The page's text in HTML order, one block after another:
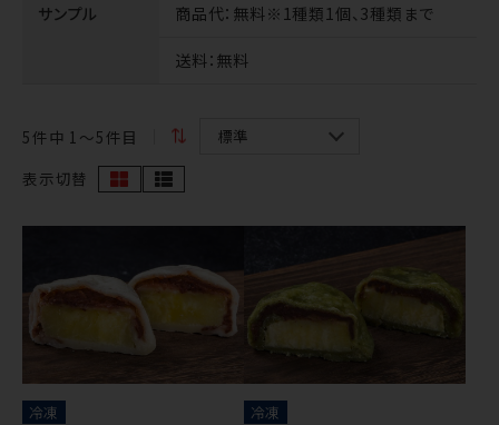
サンプル 商品代：無料※1種類1個、3種類まで
送料：無料
5 件中 1〜5件目
表示切替
冷凍 冷凍